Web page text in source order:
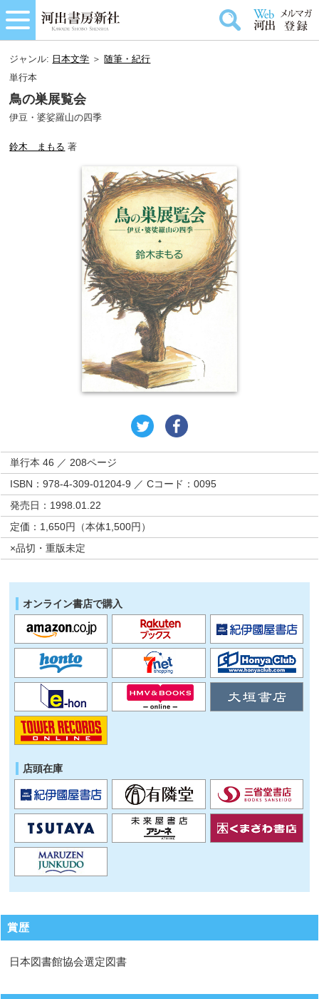
ジャンル: 日本文学 ＞ 随筆・紀行
単行本
鳥の巣展覧会
伊豆・婆娑羅山の四季
鈴木 まもる 著
単行本 46 ／ 208ページ
ISBN：978-4-309-01204-9 ／ Cコード：0095
発売日：1998.01.22
定価：1,650円（本体1,500円）
×品切・重版未定
オンライン書店で購入
店頭在庫
賞歴
日本図書館協会選定図書